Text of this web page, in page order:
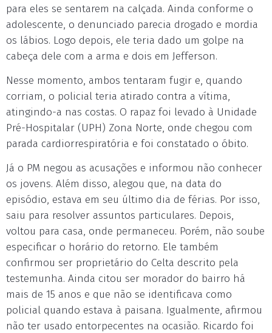
para eles se sentarem na calçada. Ainda conforme o
adolescente, o denunciado parecia drogado e mordia
os lábios. Logo depois, ele teria dado um golpe na
cabeça dele com a arma e dois em Jefferson.
Nesse momento, ambos tentaram fugir e, quando
corriam, o policial teria atirado contra a vítima,
atingindo-a nas costas. O rapaz foi levado à Unidade
Pré-Hospitalar (UPH) Zona Norte, onde chegou com
parada cardiorrespiratória e foi constatado o óbito.
Já o PM negou as acusações e informou não conhecer
os jovens. Além disso, alegou que, na data do
episódio, estava em seu último dia de férias. Por isso,
saiu para resolver assuntos particulares. Depois,
voltou para casa, onde permaneceu. Porém, não soube
especificar o horário do retorno. Ele também
confirmou ser proprietário do Celta descrito pela
testemunha. Ainda citou ser morador do bairro há
mais de 15 anos e que não se identificava como
policial quando estava à paisana. Igualmente, afirmou
não ter usado entorpecentes na ocasião. Ricardo foi